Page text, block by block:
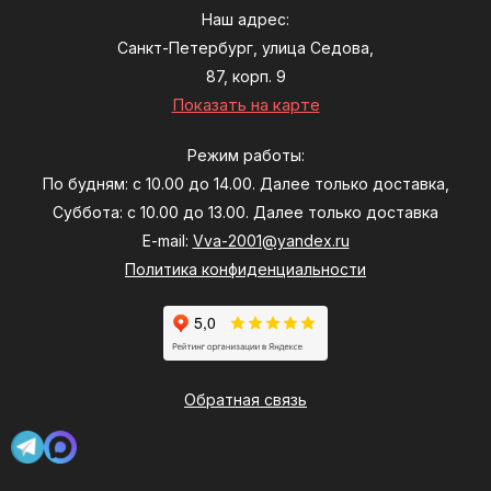
Наш адрес:
Санкт-Петербург, улица Седова,
87, корп. 9
Показать на карте
Режим работы:
По будням: с 10.00 до 14.00. Далее только доставка,
Суббота: с 10.00 до 13.00. Далее только доставка
E-mail: Vva-2001@yandex.ru
Политика конфиденциальности
Обратная связь